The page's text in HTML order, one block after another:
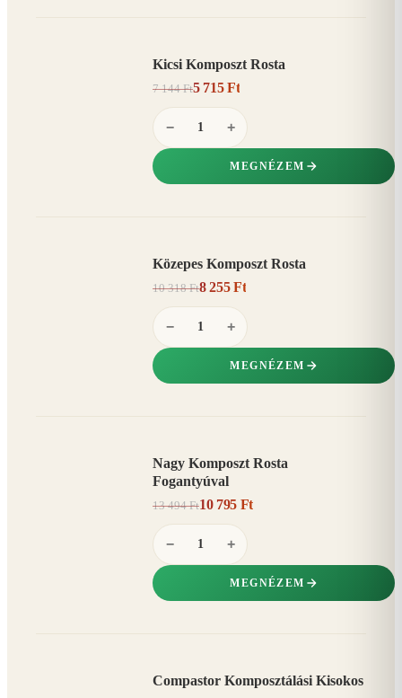
Kicsi Komposzt Rosta
7 144 Ft5 715 Ft
− +
MEGNÉZEM
Közepes Komposzt Rosta
10 318 Ft8 255 Ft
− +
MEGNÉZEM
Nagy Komposzt Rosta
Fogantyúval
13 494 Ft10 795 Ft
− +
MEGNÉZEM
Compastor Komposztálási Kisokos